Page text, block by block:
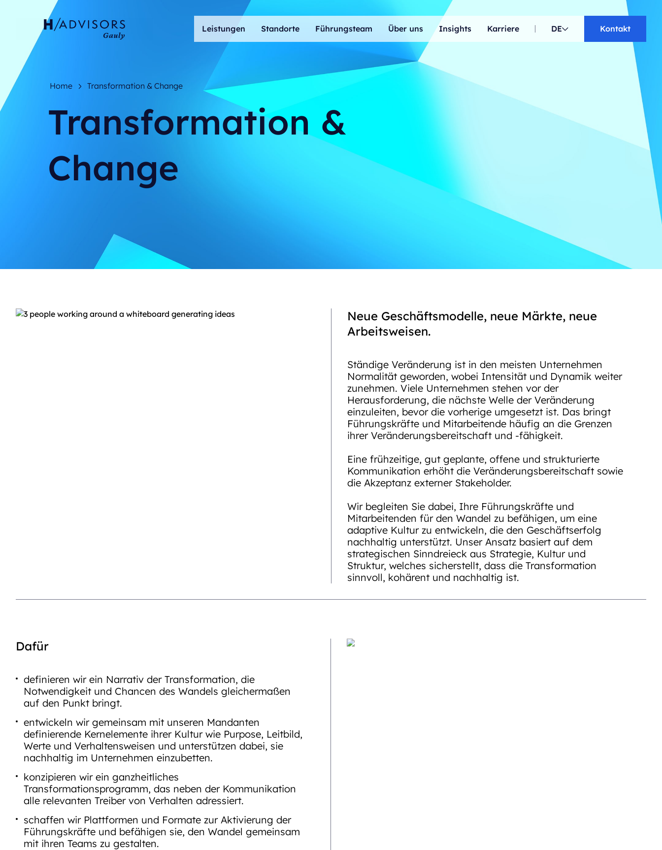
Leistungen Standorte Führungsteam Über uns Insights Karriere DE Kontakt
Home Transformation & Change
Transformation &
Change
Neue Geschäftsmodelle, neue Märkte, neue
Arbeitsweisen.
Ständige Veränderung ist in den meisten Unternehmen
Normalität geworden, wobei Intensität und Dynamik weiter
zunehmen. Viele Unternehmen stehen vor der
Herausforderung, die nächste Welle der Veränderung
einzuleiten, bevor die vorherige umgesetzt ist. Das bringt
Führungskräfte und Mitarbeitende häufig an die Grenzen
ihrer Veränderungsbereitschaft und -fähigkeit.
Eine frühzeitige, gut geplante, offene und strukturierte
Kommunikation erhöht die Veränderungsbereitschaft sowie
die Akzeptanz externer Stakeholder.
Wir begleiten Sie dabei, Ihre Führungskräfte und
Mitarbeitenden für den Wandel zu befähigen, um eine
adaptive Kultur zu entwickeln, die den Geschäftserfolg
nachhaltig unterstützt. Unser Ansatz basiert auf dem
strategischen Sinndreieck aus Strategie, Kultur und
Struktur, welches sicherstellt, dass die Transformation
sinnvoll, kohärent und nachhaltig ist.
Dafür
definieren wir ein Narrativ der Transformation, die
Notwendigkeit und Chancen des Wandels gleichermaßen
auf den Punkt bringt.
entwickeln wir gemeinsam mit unseren Mandanten
definierende Kernelemente ihrer Kultur wie Purpose, Leitbild,
Werte und Verhaltensweisen und unterstützen dabei, sie
nachhaltig im Unternehmen einzubetten.
konzipieren wir ein ganzheitliches
Transformationsprogramm, das neben der Kommunikation
alle relevanten Treiber von Verhalten adressiert.
schaffen wir Plattformen und Formate zur Aktivierung der
Führungskräfte und befähigen sie, den Wandel gemeinsam
mit ihren Teams zu gestalten.